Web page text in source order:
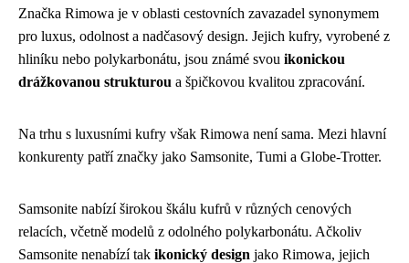
Značka Rimowa je v oblasti cestovních zavazadel synonymem
pro luxus, odolnost a nadčasový design. Jejich kufry, vyrobené z
hliníku nebo polykarbonátu, jsou známé svou ikonickou
drážkovanou strukturou a špičkovou kvalitou zpracování.
Na trhu s luxusními kufry však Rimowa není sama. Mezi hlavní
konkurenty patří značky jako Samsonite, Tumi a Globe-Trotter.
Samsonite nabízí širokou škálu kufrů v různých cenových
relacích, včetně modelů z odolného polykarbonátu. Ačkoliv
Samsonite nenabízí tak ikonický design jako Rimowa, jejich